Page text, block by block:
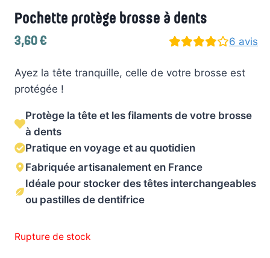
Pochette protège brosse à dents
3,60€ 6 avis
Ayez la tête tranquille, celle de votre brosse est
protégée !
Protège la tête et les filaments de votre brosse
à dents
Pratique en voyage et au quotidien
Fabriquée artisanalement en France
Idéale pour stocker des têtes interchangeables
ou pastilles de dentifrice
Rupture de stock